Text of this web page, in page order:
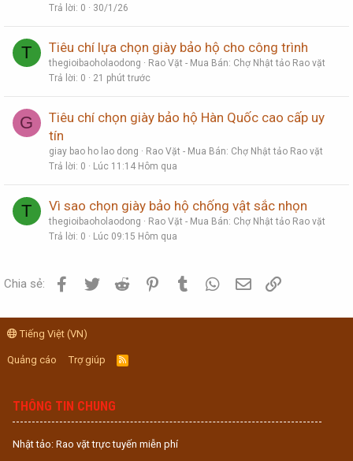
Trả lời 0 30/1/26
T Tiêu chí lựa chọn giày bảo hộ cho công trình
thegioibaoholaodong
Rao Vặt - Mua Bán: Chợ Nhật tảo Rao vặt
Trả lời 0 21 phút trước
G
Tiêu chí chọn giày bảo hộ Hàn Quốc cao cấp uy
tín
giay bao ho lao dong
Rao Vặt - Mua Bán: Chợ Nhật tảo Rao vặt
Trả lời 0 Lúc 11:14 Hôm qua
T Vì sao chọn giày bảo hộ chống vật sắc nhọn
thegioibaoholaodong
Rao Vặt - Mua Bán: Chợ Nhật tảo Rao vặt
Trả lời 0 Lúc 09:15 Hôm qua
Chia sẻ: Facebook
Twitter Reddit PinterestTumblr WhatsApp
Email
Tiếng Việt (VN)
Quảng cáo Trợ giúp
R
S
THÔNG TIN CHUNG
Nhật tảo: Rao vặt trực tuyến miễn phí